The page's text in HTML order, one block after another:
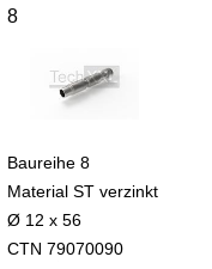
8
Baureihe 8
Material ST verzinkt
Ø 12 x 56
CTN 79070090